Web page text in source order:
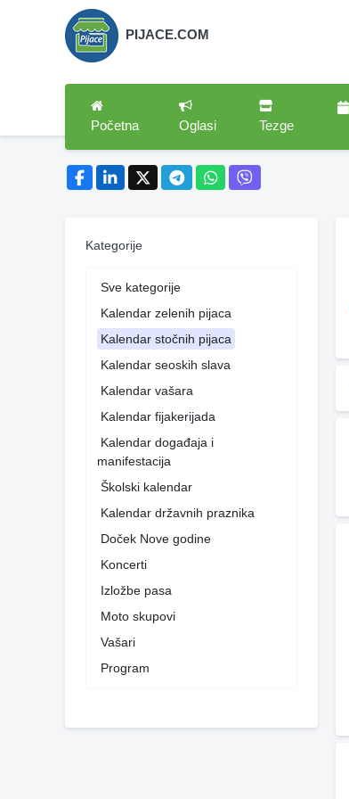
PIJACE.COM
Početna Oglasi Tezge
Kategorije
Sve kategorije
Kalendar zelenih pijaca
Kalendar stočnih pijaca
Kalendar seoskih slava
Kalendar vašara
Kalendar fijakerijada
Kalendar događaja i
manifestacija
Školski kalendar
Kalendar državnih praznika
Doček Nove godine
Koncerti
Izložbe pasa
Moto skupovi
Vašari
Program